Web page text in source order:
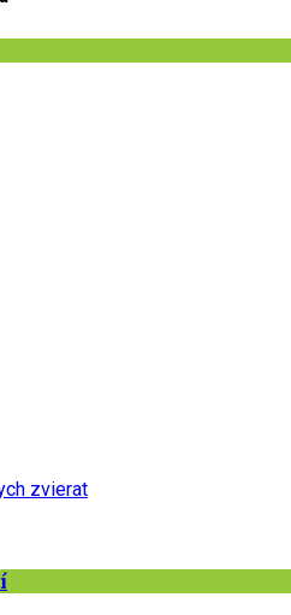
zvierat